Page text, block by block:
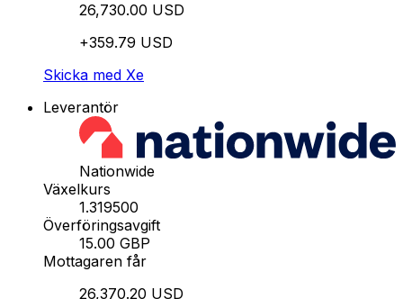
26,730.00 USD
+359.79 USD
Skicka med Xe
Leverantör
Nationwide
Växelkurs
1.319500
Överföringsavgift
15.00 GBP
Mottagaren får
26,370.20 USD